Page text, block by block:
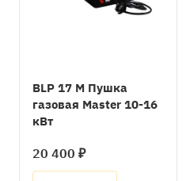
BLP 17 M Пушка
газовая Master 10-16
кВт
20 400 ₽